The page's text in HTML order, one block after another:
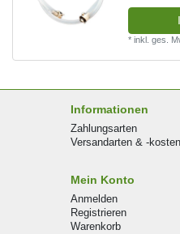
*inkl. ges.
Informationen
Zahlungsarten
Versandarten & -kosten
Mein Konto
Anmelden
Registrieren
Warenkorb